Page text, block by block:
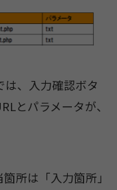
は、入力確認ボタ
とパラメータが、
所は「入力箇所」